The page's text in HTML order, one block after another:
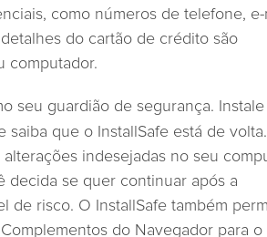
como números de telefone, e-
do cartão de crédito são
computador.
seu guardião de segurança. Instale
saiba que o InstallSafe está de
indesejadas no seu
decida se quer continuar após a
de risco. O InstallSafe também
do Navegador para o